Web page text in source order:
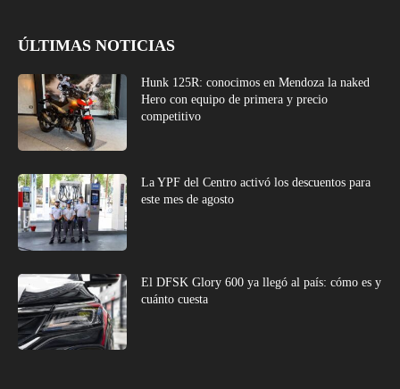
ÚLTIMAS NOTICIAS
Hunk 125R: conocimos en Mendoza la naked
Hero con equipo de primera y precio
competitivo
La YPF del Centro activó los descuentos para
este mes de agosto
El DFSK Glory 600 ya llegó al país: cómo es y
cuánto cuesta